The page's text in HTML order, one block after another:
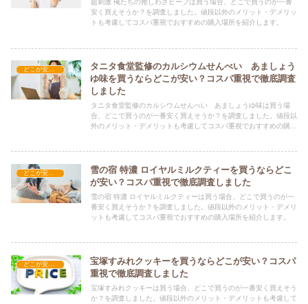
超刺激 俺たちの推しわさビーフは買う場合、どこで買うのが一番
安く買えそうか？を調査しました。値段以外のメリット・デメリッ
トも考慮してコスパ重視でおすすめの購入場所を紹介します。
どこが安い？-お菓子・スイーツ・アイス
タニタ食堂監修のカルシウムせんべい あましょう
ゆ味を買うならどこが安い？コスパ重視で徹底調査
しました
タニタ食堂監修のカルシウムせんべい あましょうゆ味は買う場
合、どこで買うのが一番安く買えそうか？を調査しました。値段以
外のメリット・デメリットも考慮してコスパ重視でおすすめの購入
どこが安い？-お菓子・スイーツ・アイス
雪の宿 特濃 ロイヤルミルクティーを買うならどこ
が安い？コスパ重視で徹底調査しました
雪の宿 特濃 ロイヤルミルクティーは買う場合、どこで買うのが一
番安く買えそうか？を調査しました。値段以外のメリット・デメリ
ットも考慮してコスパ重視でおすすめの購入場所を紹介します。
どこが安い？-お菓子・スイーツ・アイス
宝塚すみれクッキーを買うならどこが安い？コスパ
重視で徹底調査しました
宝塚すみれクッキーは買う場合、どこで買うのが一番安く買えそう
か？を調査しました。値段以外のメリット・デメリットも考慮して